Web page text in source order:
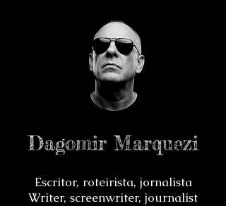
Dagomir Marquezi
Escritor, roteirista, jornalista
Writer, screenwriter, journalist